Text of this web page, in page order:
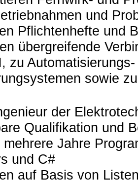
und
Pflichtenhefte und
übergreifende
zu
sowie
der
Qualifikation und
Jahre
und C#
auf Basis von